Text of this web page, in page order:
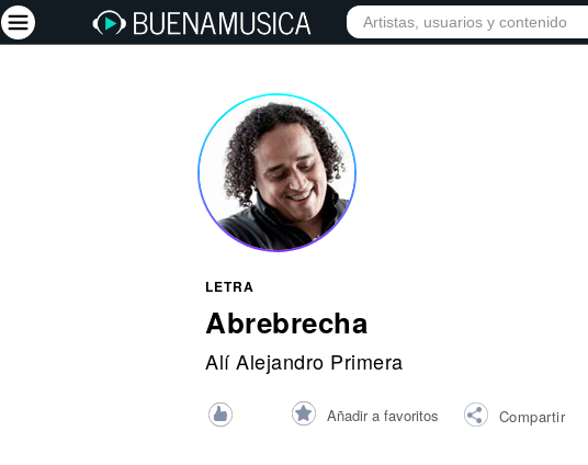
INICIO ARTISTAS RED SOCIAL
LETRA
Abrebrecha
Alí Alejandro Primera
Añadir a favoritos Compartir